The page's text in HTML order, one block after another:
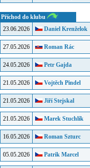
Příchod do klubu
23.06.2026
Daniel Krenželok
27.05.2026 Roman Rác
24.05.2026 Petr Gajda
21.05.2026 Vojtěch Pindel
21.05.2026 Jiří Stejskal
21.05.2026 Marek Stuchlík
16.05.2026 Roman Szturc
05.05.2026 Patrik Marcel